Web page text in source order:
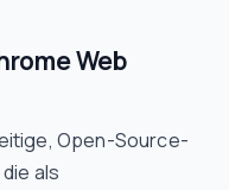
Web
Open-Source-
als